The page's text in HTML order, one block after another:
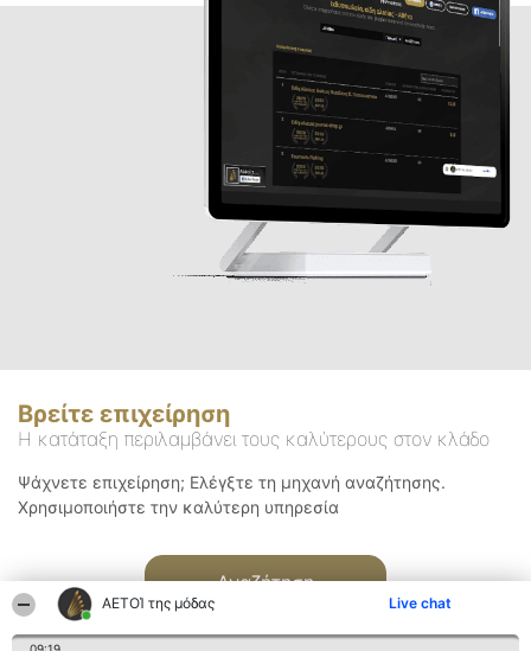
ΑΕΤΟΊ της μόδας Live chat
Βρείτε επιχείρηση
Η κατάταξη περιλαμβάνει τους καλύτερους στον κλάδο
Ψάχνετε επιχείρηση; Ελέγξτε τη μηχανή αναζήτησης.
Χρησιμοποιήστε την καλύτερη υπηρεσία
Αναζήτηση